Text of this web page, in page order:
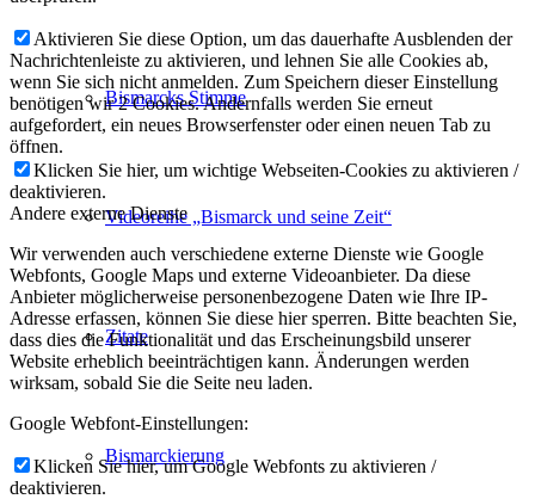
Bismarcks Stimme
Videoreihe „Bismarck und seine Zeit“
Zitate
Bismarckierung
Aktivieren Sie diese Option, um das dauerhafte Ausblenden der
Nachrichtenleiste zu aktivieren, und lehnen Sie alle Cookies ab,
wenn Sie sich nicht anmelden. Zum Speichern dieser Einstellung
benötigen wir 2 Cookies. Andernfalls werden Sie erneut
aufgefordert, ein neues Browserfenster oder einen neuen Tab zu
öffnen.
Klicken Sie hier, um wichtige Webseiten-Cookies zu aktivieren /
deaktivieren.
Andere externe Dienste
Wir verwenden auch verschiedene externe Dienste wie Google
Webfonts, Google Maps und externe Videoanbieter. Da diese
Anbieter möglicherweise personenbezogene Daten wie Ihre IP-
Adresse erfassen, können Sie diese hier sperren. Bitte beachten Sie,
dass dies die Funktionalität und das Erscheinungsbild unserer
Website erheblich beeinträchtigen kann. Änderungen werden
wirksam, sobald Sie die Seite neu laden.
Google Webfont-Einstellungen:
Klicken Sie hier, um Google Webfonts zu aktivieren /
deaktivieren.